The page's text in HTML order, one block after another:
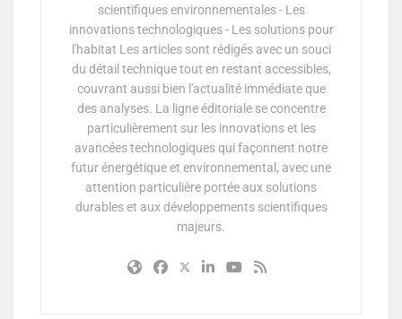
scientifiques environnementales - Les
innovations technologiques - Les solutions pour
l'habitat Les articles sont rédigés avec un souci
du détail technique tout en restant accessibles,
couvrant aussi bien l'actualité immédiate que
des analyses. La ligne éditoriale se concentre
particulièrement sur les innovations et les
avancées technologiques qui façonnent notre
futur énergétique et environnemental, avec une
attention particulière portée aux solutions
durables et aux développements scientifiques
majeurs.